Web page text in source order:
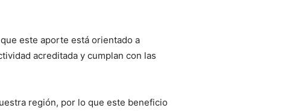
este aporte está orientado a
acreditada y cumplan con las
región, por lo que este beneficio